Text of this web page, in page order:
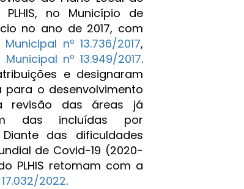
no Município de
no ano de 2017, com
nº 13.736/2017,
nº 13.949/2017.
e designaram
o desenvolvimento
revisão das áreas já
das incluídas por
das dificuldades
de Covid-19 (2020-
PLHIS retomam com a
2022.